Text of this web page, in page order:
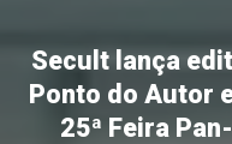
Secult lança
Ponto do Autor
25ª Feira